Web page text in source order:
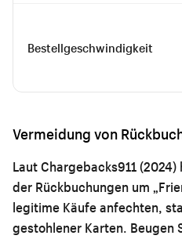
Bestellgeschwindigkeit
Vermeidung von
Laut Chargebacks911
der Rückbuchungen um
legitime Käufe anfechten,
gestohlener Karten. Beugen